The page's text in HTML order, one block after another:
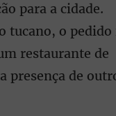
para a cidade.
tucano, o
restaurante de
presença de